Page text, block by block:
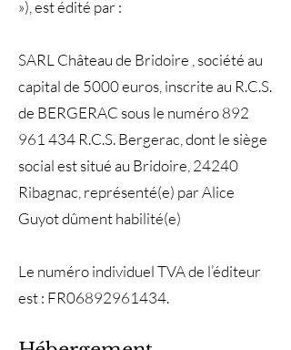
»), est édité par :
SARL Château de Bridoire , société au
capital de 5000 euros, inscrite au R.C.S.
de BERGERAC sous le numéro 892
961 434 R.C.S. Bergerac, dont le siège
social est situé au Bridoire, 24240
Ribagnac, représenté(e) par Alice
Guyot dûment habilité(e)
Le numéro individuel TVA de l’éditeur
est : FR06892961434.